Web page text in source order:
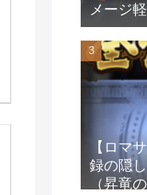
メージ
【ロマ
録の隠
（昇竜